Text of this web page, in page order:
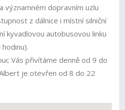
významném dopravním uzlu
z dálnice i místní silniční
kyvadlovou autobusovou linku
Vás přivítáme denně od 9 do
je otevřen od 8 do 22